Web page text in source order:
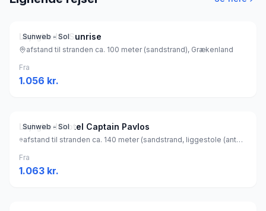
Sunweb - Sol
Lejligheder Sunrise
afstand til stranden ca. 100 meter (sandstrand), Grækenland
Fra
1.056 kr.
Sunweb - Sol
Lejlighedshotel Captain Pavlos
afstand til stranden ca. 140 meter (sandstrand, liggestole (antal: 20) (gratis) , parasol (gratis) ), Grækenland
Fra
1.063 kr.